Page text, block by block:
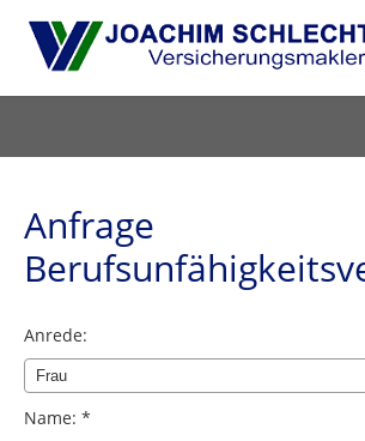
Anfrage
Anrede:
Name: *